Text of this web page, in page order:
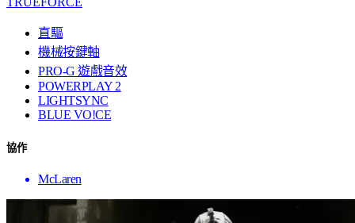
直驅
機械按鍵軸
PRO-G 遊戲音效
POWERPLAY 2
LIGHTSYNC
BLUE VO!CE
協作
McLaren